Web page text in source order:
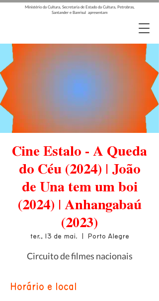
Ministério da Cultura, Secretaria de Estado da Cultura, Petrobras,
Santander e Banrisul apresentam
Cine Estalo - A Queda
do Céu (2024) | João
de Una tem um boi
(2024) | Anhangabaú
(2023)
ter., 13 de mai. Porto Alegre
Circuito de filmes nacionais
Horário e local